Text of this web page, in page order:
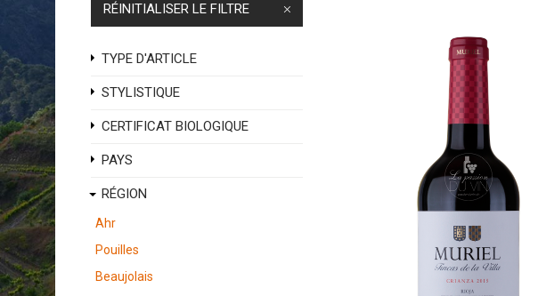
RÉINITIALISER LE FILTRE
TYPE D'ARTICLE
STYLISTIQUE
CERTIFICAT BIOLOGIQUE
PAYS
RÉGION
Ahr
Pouilles
Beaujolais